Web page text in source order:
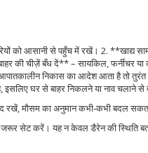
को आसानी से पहुँच में रखें। 2. **खाद्य
की चीज़ें बँध दें** – सायकिल, फर्नीचर
निकास का आदेश आता है तो
घर से बाहर निकलने या नाव चलाने से
मौसम का अनुमान कभी‑कभी बदल सकता
जरूर सेट करें। यह न केवल डैरेन की स्थिति